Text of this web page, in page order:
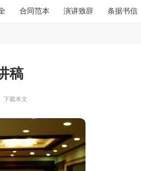
合同范本 演讲致辞 条据书信
稿
下载本文